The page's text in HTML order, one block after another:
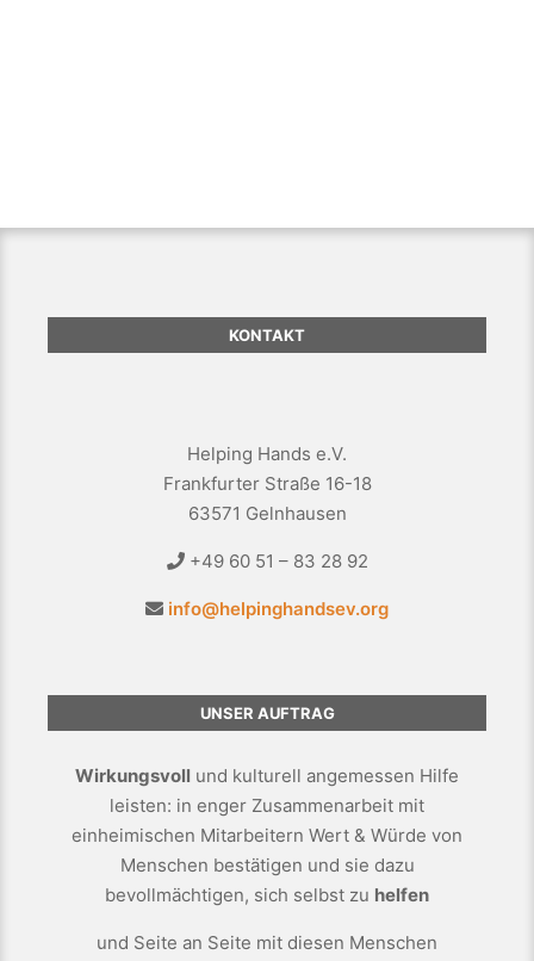
KONTAKT
Helping Hands e.V.
Frankfurter Straße 16-18
63571 Gelnhausen
+49 60 51 – 83 28 92
info@helpinghandsev.org
UNSER AUFTRAG
Wirkungsvoll und kulturell angemessen Hilfe
leisten: in enger Zusammenarbeit mit
einheimischen Mitarbeitern Wert & Würde von
Menschen bestätigen und sie dazu
bevollmächtigen, sich selbst zu helfen
und Seite an Seite mit diesen Menschen